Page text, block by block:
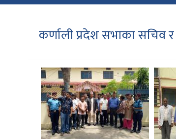
कर्णाली प्रदेश सभाका सचिव